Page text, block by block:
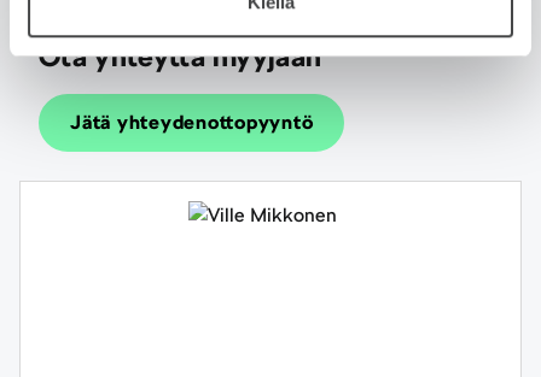
Ota yhteyttä myyjään
Jätä yhteydenottopyyntö